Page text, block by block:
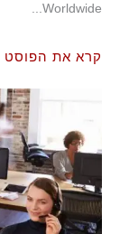
Worldwide...
קרא את הפוסט